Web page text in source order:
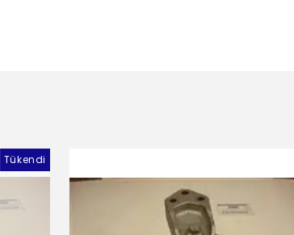
Tükendi